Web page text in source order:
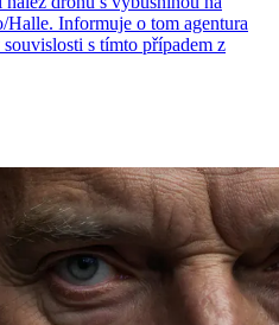
Informuje o tom agentura
s tímto případem z